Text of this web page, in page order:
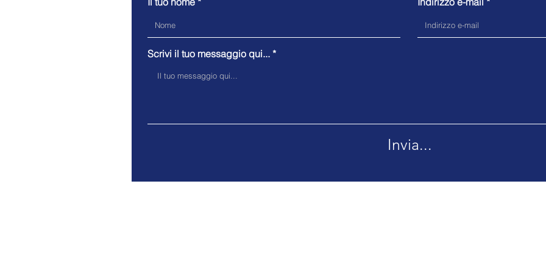
Scrivi il tuo messaggio qui...
Invia...